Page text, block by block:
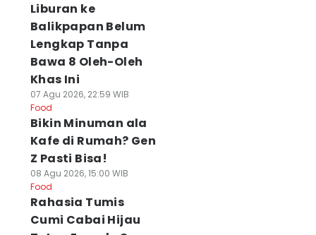
Liburan ke
Balikpapan Belum
Lengkap Tanpa
Bawa 8 Oleh-Oleh
Khas Ini
07 Agu 2026, 22:59 WIB
Food
Bikin Minuman ala
Kafe di Rumah? Gen
Z Pasti Bisa!
08 Agu 2026, 15:00 WIB
Food
Rahasia Tumis
Cumi Cabai Hijau